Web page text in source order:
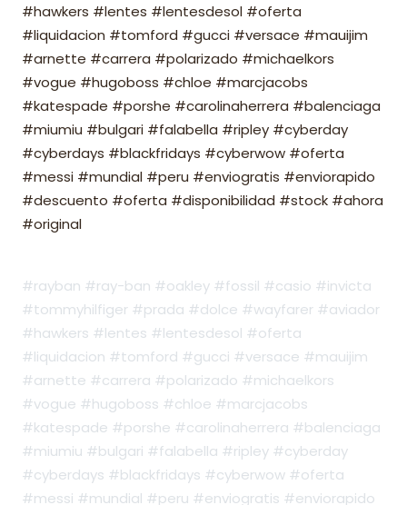
#hawkers #lentes #lentesdesol #oferta
#liquidacion #tomford #gucci #versace #mauijim
#arnette #carrera #polarizado #michaelkors
#vogue #hugoboss #chloe #marcjacobs
#katespade #porshe #carolinaherrera #balenciaga
#miumiu #bulgari #falabella #ripley #cyberday
#cyberdays #blackfridays #cyberwow #oferta
#messi #mundial #peru #enviogratis #enviorapido
#descuento #oferta #disponibilidad #stock #ahora
#original
#rayban #ray-ban #oakley #fossil #casio #invicta
#tommyhilfiger #prada #dolce #wayfarer #aviador
#hawkers #lentes #lentesdesol #oferta
#liquidacion #tomford #gucci #versace #mauijim
#arnette #carrera #polarizado #michaelkors
#vogue #hugoboss #chloe #marcjacobs
#katespade #porshe #carolinaherrera #balenciaga
#miumiu #bulgari #falabella #ripley #cyberday
#cyberdays #blackfridays #cyberwow #oferta
#messi #mundial #peru #enviogratis #enviorapido